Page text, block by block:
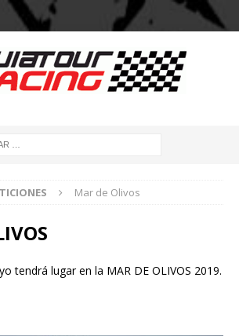
Mar de Olivos
tendrá lugar en la MAR DE OLIVOS 2019.